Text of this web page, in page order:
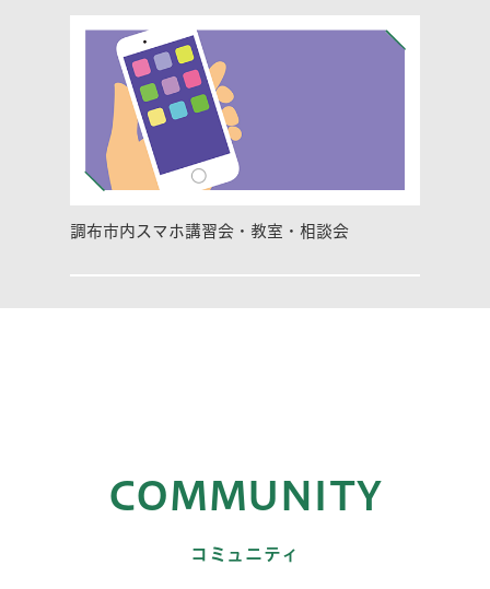
調布市内スマホ講習会・教室・相談会
COMMUNITY
コミュニティ